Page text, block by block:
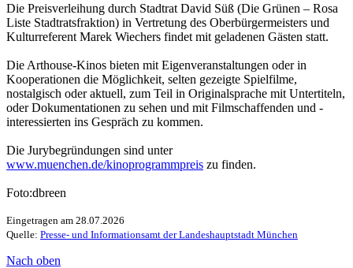
Die Preisverleihung durch Stadtrat David Süß (Die Grünen – Rosa
Liste Stadtratsfraktion) in Vertretung des Oberbürgermeisters und
Kulturreferent Marek Wiechers findet mit geladenen Gästen statt.
Die Arthouse-Kinos bieten mit Eigenveranstaltungen oder in
Kooperationen die Möglichkeit, selten gezeigte Spielfilme,
nostalgisch oder aktuell, zum Teil in Originalsprache mit Untertiteln,
oder Dokumentationen zu sehen und mit Filmschaffenden und -
interessierten ins Gespräch zu kommen.
Die Jurybegründungen sind unter
www.muenchen.de/kinoprogrammpreis zu finden.
Foto:dbreen
Eingetragen am 28.07.2026
Quelle: Presse- und Informationsamt der Landeshauptstadt München
Nach oben